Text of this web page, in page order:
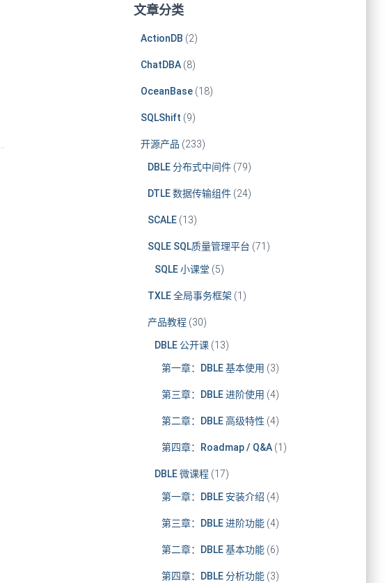
文章分类
ActionDB (2)
ChatDBA(8)
OceanBase(18)
SQLShift (9)
开源产品 (233)
DBLE 分布式中间件(79)
DTLE 数据传输组件(24)
SCALE(13)
SQLE SQL质量管理平台 (71)
SQLE 小课堂 (5)
TXLE 全局事务框架 (1)
产品教程(30)
DBLE 公开课(13)
第一章：DBLE 基本使用 (3)
第三章：DBLE 进阶使用 (4)
第二章：DBLE 高级特性 (4)
第四章：Roadmap / Q&A(1)
DBLE 微课程(17)
第一章：DBLE 安装介绍 (4)
第三章：DBLE 进阶功能(4)
第二章：DBLE 基本功能(6)
第四章：DBLE 分析功能(3)